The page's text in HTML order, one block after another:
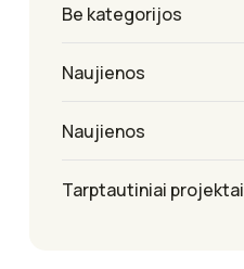
Be kategorijos
Naujienos
Naujienos
Tarptautiniai projektai